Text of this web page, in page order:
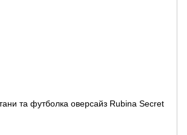
та футболка оверсайз Rubina Secret